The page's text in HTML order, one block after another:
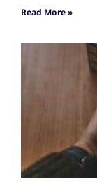
Read More »